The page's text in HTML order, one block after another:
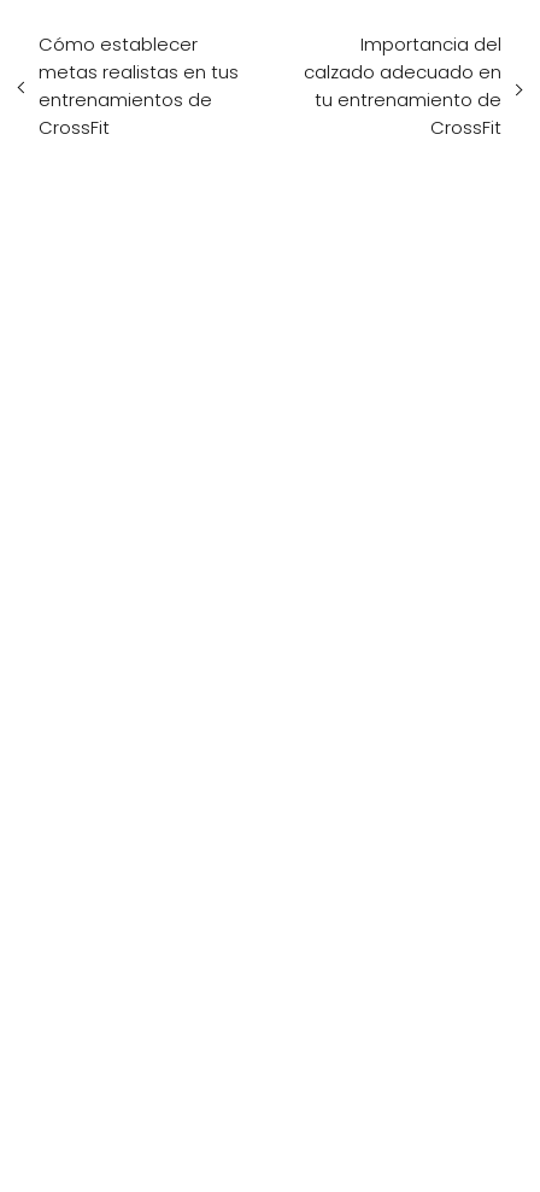
Cómo establecer
metas realistas en tus
entrenamientos de
CrossFit
Importancia del
calzado adecuado en
tu entrenamiento de
CrossFit